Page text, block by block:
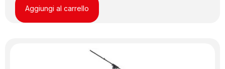
Aggiungi al carrello